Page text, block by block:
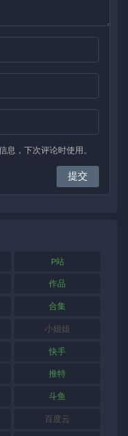
息，下次评论时使用。
P站
作品
合集
小姐姐
快手
推特
斗鱼
百度云